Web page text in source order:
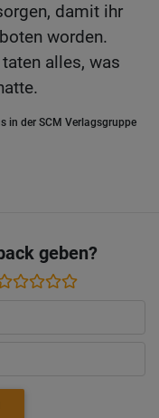
damit ihr
worden.
alles, was
in der SCM Verlagsgruppe
geben?